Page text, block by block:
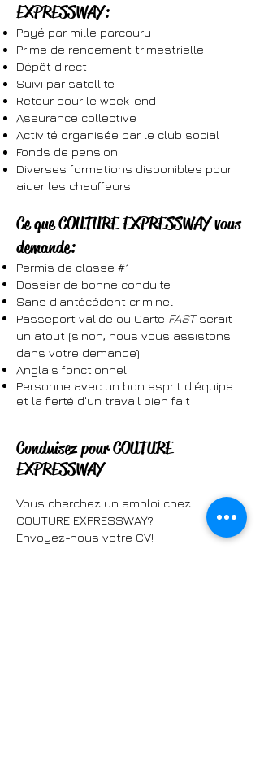
EXPRESSWAY:
Payé par mille parcouru
Prime de rendement trimestrielle
Dépôt direct
Suivi par satellite
Retour pour le week-end
Assurance collective
Activité organisée par le club social
Fonds de pension
Diverses formations disponibles pour
aider les chauffeurs
Ce que COUTURE EXPRESSWAY vous
demande:
Permis de classe #1
Dossier de bonne conduite
Sans d'antécédent criminel
Passeport valide ou Carte FASTserait
un atout (sinon, nous vous assistons
dans votre demande)
Anglais fonctionnel
Personne avec un bon esprit d'équipe
et la fierté d'un travail bien fait
Conduisez pour COUTURE
EXPRESSWAY
Vous cherchez un emploi chez
COUTURE EXPRESSWAY?
Envoyez-nous votre CV!